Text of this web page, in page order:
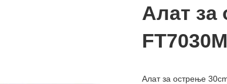
Алат за
Алат за острење